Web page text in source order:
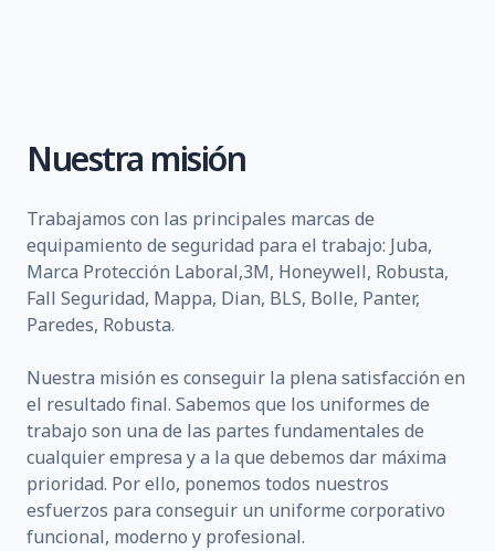
Nuestra misión
Trabajamos con las principales marcas de
equipamiento de seguridad para el trabajo: Juba,
Marca Protección Laboral,3M, Honeywell, Robusta,
Fall Seguridad, Mappa, Dian, BLS, Bolle, Panter,
Paredes, Robusta.
Nuestra misión es conseguir la plena satisfacción en
el resultado final. Sabemos que los uniformes de
trabajo son una de las partes fundamentales de
cualquier empresa y a la que debemos dar máxima
prioridad. Por ello, ponemos todos nuestros
esfuerzos para conseguir un uniforme corporativo
funcional, moderno y profesional.